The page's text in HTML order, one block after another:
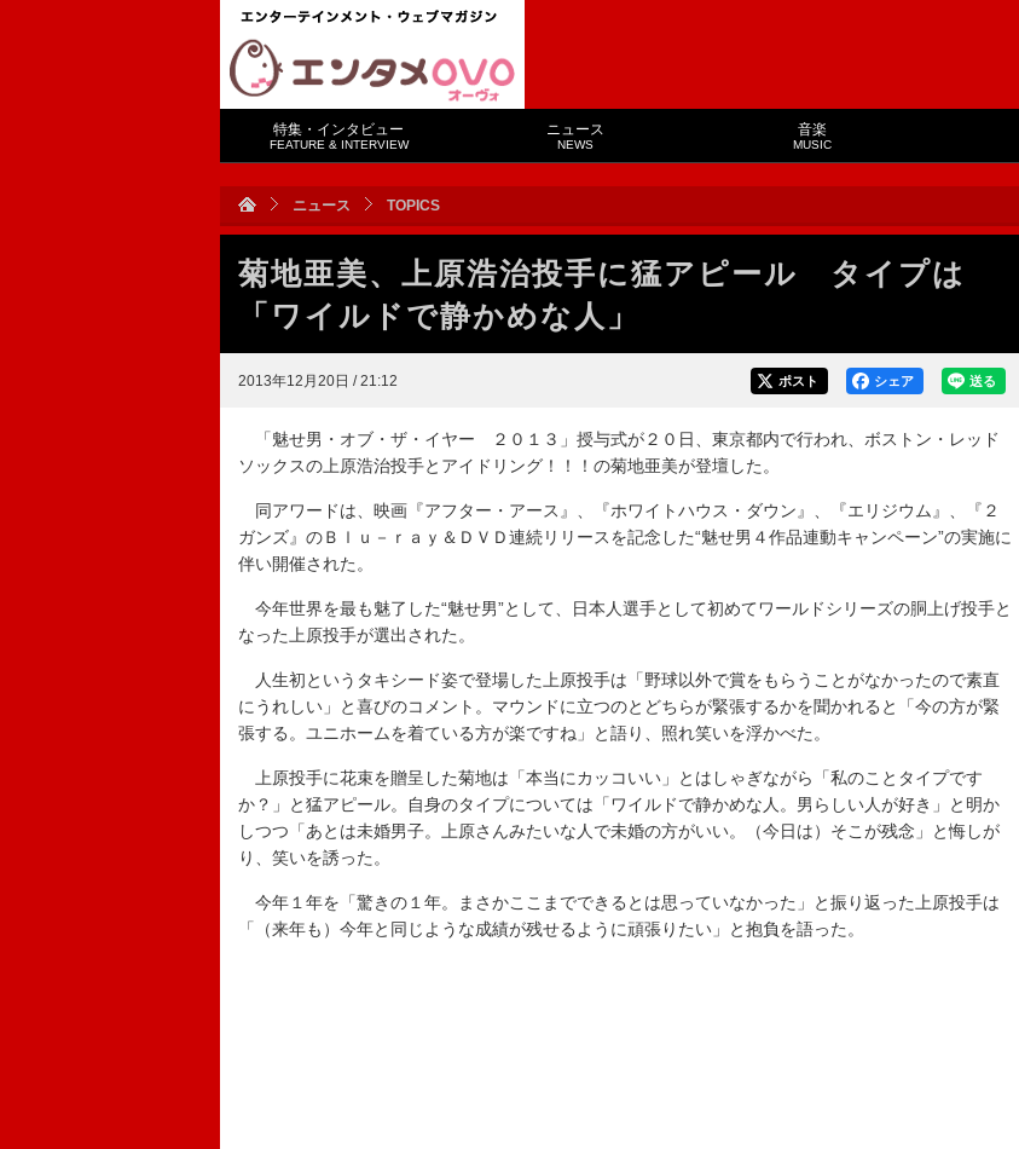
特集・インタビュー
FEATURE & INTERVIEW
ニュース
NEWS
音楽
MUSIC
ニュース TOPICS
菊地亜美、上原浩治投手に猛アピール タイプは
「ワイルドで静かめな人」
2013年12月20日 / 21:12 送る
シェア
ポスト
「魅せ男・オブ・ザ・イヤー ２０１３」授与式が２０日、東京都内で行われ、ボストン・レッド
ソックスの上原浩治投手とアイドリング！！！の菊地亜美が登壇した。
同アワードは、映画『アフター・アース』、『ホワイトハウス・ダウン』、『エリジウム』、『２
ガンズ』のＢｌｕ－ｒａｙ＆ＤＶＤ連続リリースを記念した“魅せ男４作品連動キャンペーン”の実施に
伴い開催された。
今年世界を最も魅了した“魅せ男”として、日本人選手として初めてワールドシリーズの胴上げ投手と
なった上原投手が選出された。
人生初というタキシード姿で登場した上原投手は「野球以外で賞をもらうことがなかったので素直
にうれしい」と喜びのコメント。マウンドに立つのとどちらが緊張するかを聞かれると「今の方が緊
張する。ユニホームを着ている方が楽ですね」と語り、照れ笑いを浮かべた。
上原投手に花束を贈呈した菊地は「本当にカッコいい」とはしゃぎながら「私のことタイプです
か？」と猛アピール。自身のタイプについては「ワイルドで静かめな人。男らしい人が好き」と明か
しつつ「あとは未婚男子。上原さんみたいな人で未婚の方がいい。（今日は）そこが残念」と悔しが
り、笑いを誘った。
今年１年を「驚きの１年。まさかここまでできるとは思っていなかった」と振り返った上原投手は
「（来年も）今年と同じような成績が残せるように頑張りたい」と抱負を語った。